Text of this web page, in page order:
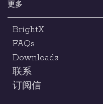
更多
BrightX
FAQs
Downloads
联系
订阅信